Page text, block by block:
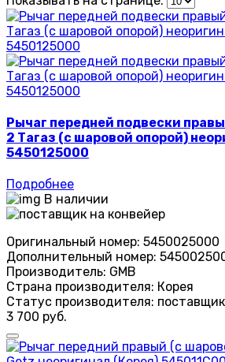
Рычаг передней подвески
2 Тагаз (с шаровой опорой)
5450125000
Подробнее
В наличии
Оригинальный номер: 5450025000
Дополнительный номер:
Производитель: GMB
Страна производителя: Корея
Статус производителя:
3 700 руб.